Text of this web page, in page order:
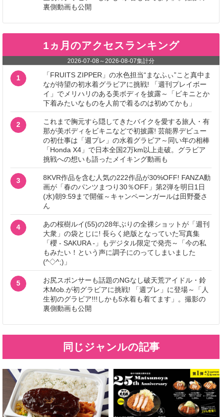
裏側動画も公開
1ヵ月のアクセスランキング
2026-07-08 ～2026-08-07集計分
1
「FRUITS ZIPPER」の水色担当“まなふぃ”こと真中ま
なが待望の初水着グラビアに挑戦! 「週刊プレイボー
イ」でメリハリのある美ボディを披露～「ビキニとか
下着みたいなものを人前で着るのは初めてかも」
2
これまで胸元すら隠してきたバイクを愛する旅人・有
那が美ボディをビキニなどで初披露! 芸能界デビュー
の初仕事は「週プレ」の水着グラビア～同い年の相棒
「Honda X4」で日本全国2万km以上走破。グラビア
挑戦への想いも語ったメイキング動画も
3
8KVR作品を含む人気の222作品が30%OFF! FANZA動
画が「春のパンツまつり30％OFF」第2弾を明日1日
(水)朝9:59まで開催～キャンペーンガールは田野憂さ
ん
4
あの桜樹ルイ(55)の28年ぶりの全裸ショットが「週刊
大衆」の袋とじに! 長らく絶版となっていた写真集
「櫻 - SAKURA -」もデジタル限定で発売～「今の私
もみたい！という声に調子にのってしまいました
(^◇^;)」
5
お尻スポンサーも話題のNGなし破天荒アイドル・鈴
木Mob.が初グラビアに挑戦! 「週プレ」に登場～「人
生初のグラビア!!!しかも5水着も着てます」。撮影の
裏側動画も公開
同じジャンルの記事